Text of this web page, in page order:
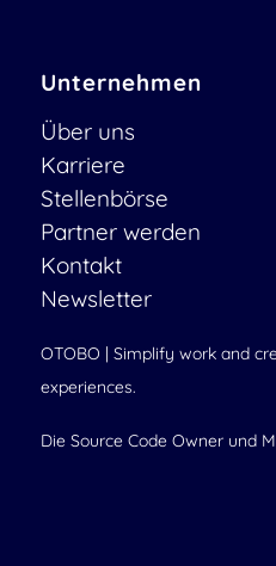
Unternehmen
Über uns
Karriere
Stellenbörse
Partner werden
Kontakt
Newsletter
OTOBO | Simplify work and
experiences.
Die Source Code Owner und